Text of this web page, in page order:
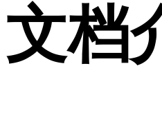
文档